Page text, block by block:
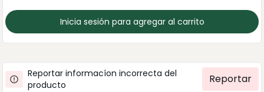
Inicia sesión para agregar al carrito
Reportar informacíon incorrecta del
producto
Reportar